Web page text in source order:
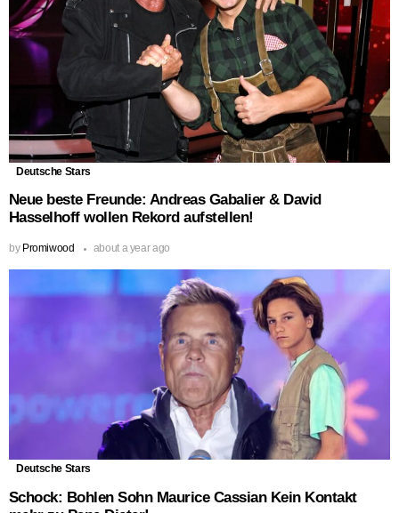
Deutsche Stars
Neue beste Freunde: Andreas Gabalier & David
Hasselhoff wollen Rekord aufstellen!
by Promiwood about a year ago
Deutsche Stars
Schock: Bohlen Sohn Maurice Cassian Kein Kontakt